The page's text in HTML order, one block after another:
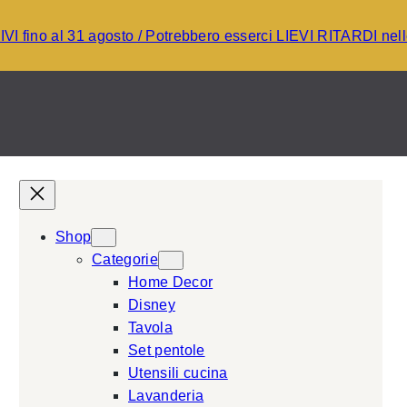
fino al 31 agosto / Potrebbero esserci LIEVI RITARDI
Shop
Categorie
Home Decor
Disney
Tavola
Set pentole
Utensili cucina
Lavanderia